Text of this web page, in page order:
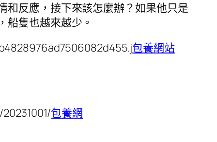
和反應，接下來該怎麼辦？如果他只是
船隻也越來越少。
包養網站
包養網